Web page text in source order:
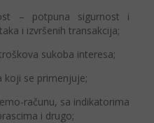
– potpuna sigurnost i
i izvršenih transakcija;
sukoba interesa;
koji se primenjuje;
računu, sa indikatorima
i drugo;